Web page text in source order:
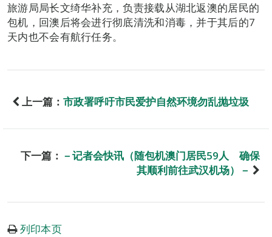
旅游局局长文绮华补充，负责接载从湖北返澳的居民的
包机，回澳后将会进行彻底清洗和消毒，并于其后的7
天内也不会有航行任务。
上一篇： 市政署呼吁市民爱护自然环境勿乱抛垃圾
下一篇： －记者会快讯（随包机澳门居民59人 确保
其顺利前往武汉机场）－
列印本页